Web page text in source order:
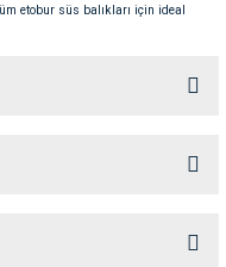
etobur süs balıkları için ideal